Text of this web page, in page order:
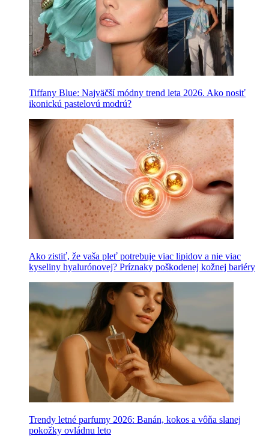
Tiffany Blue: Najväčší módny trend leta 2026. Ako nosiť
ikonickú pastelovú modrú?
Ako zistiť, že vaša pleť potrebuje viac lipidov a nie viac
kyseliny hyalurónovej? Príznaky poškodenej kožnej bariéry
Trendy letné parfumy 2026: Banán, kokos a vôňa slanej
pokožky ovládnu leto